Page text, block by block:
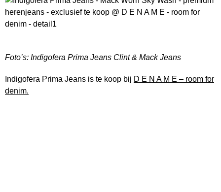
Foto’s: Indigofera Prima Jeans Clint & Mack Jeans
Indigofera Prima Jeans is te koop bij D E N A M E – room for
denim.